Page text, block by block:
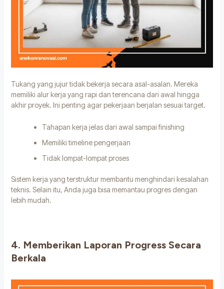
Tukang yang jujur tidak bekerja secara asal-asalan. Mereka
memiliki alur kerja yang rapi dan terencana dari awal hingga
akhir proyek. Ini penting agar pekerjaan berjalan sesuai target.
Tahapan kerja jelas dari awal sampai finishing
Memiliki timeline pengerjaan
Tidak lompat-lompat proses
Sistem kerja yang terstruktur membantu menghindari kesalahan
teknis. Selain itu, Anda juga bisa memantau progres dengan
lebih mudah.
4. Memberikan Laporan Progress Secara
Berkala